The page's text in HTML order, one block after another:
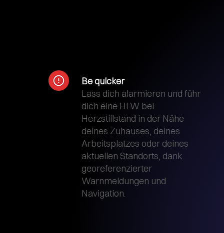
Be quicker
Lass dich alarmieren und führ
dich eine HLW bei
Herzstillstand in der Nähe
deines Zuhauses, deines
Arbeitsplatzes oder deines
aktuellen Standorts, dank
georeferenzierter
Warnmeldungen und
Navigation.